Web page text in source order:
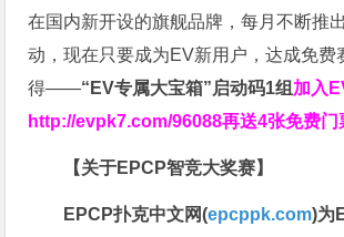
在国内新开设的旗舰品牌，每月不断推
动，现在只要成为EV新用户，达成免费
得——“EV专属大宝箱”启动码1组 加入
http://evpk7.com/96088再送4张免费门
【关于EPCP智竞大奖赛】
EPCP扑克中文网(epcppk.com)为